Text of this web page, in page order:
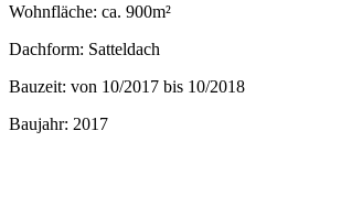
Wohnfläche: ca. 900m²
Dachform: Satteldach
Bauzeit: von 10/2017 bis 10/2018
Baujahr: 2017